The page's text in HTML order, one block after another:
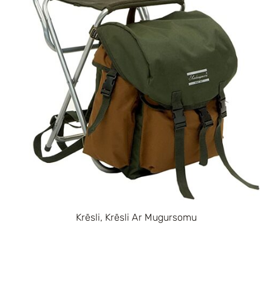
Krēsli, Krēsli Ar Mugursomu